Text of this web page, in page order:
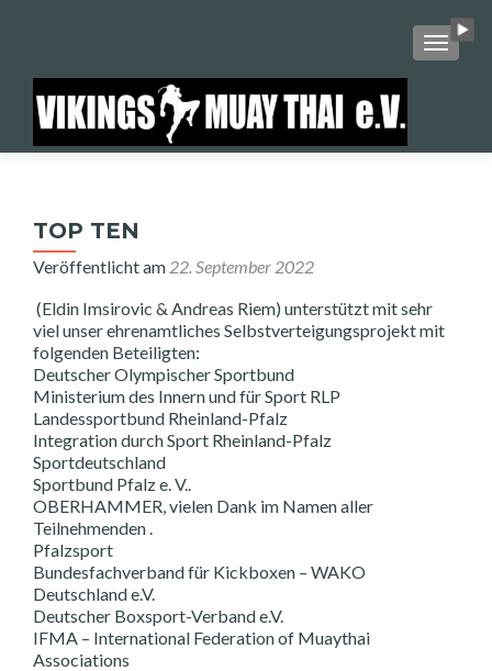
TOP TEN
Veröffentlicht am 22. September 2022
(Eldin Imsirovic & Andreas Riem) unterstützt mit sehr
viel unser ehrenamtliches Selbstverteigungsprojekt mit
folgenden Beteiligten:
Deutscher Olympischer Sportbund
Ministerium des Innern und für Sport RLP
Landessportbund Rheinland-Pfalz
Integration durch Sport Rheinland-Pfalz
Sportdeutschland
Sportbund Pfalz e. V..
OBERHAMMER, vielen Dank im Namen aller
Teilnehmenden .
Pfalzsport
Bundesfachverband für Kickboxen – WAKO
Deutschland e.V.
Deutscher Boxsport-Verband e.V.
IFMA – International Federation of Muaythai
Associations